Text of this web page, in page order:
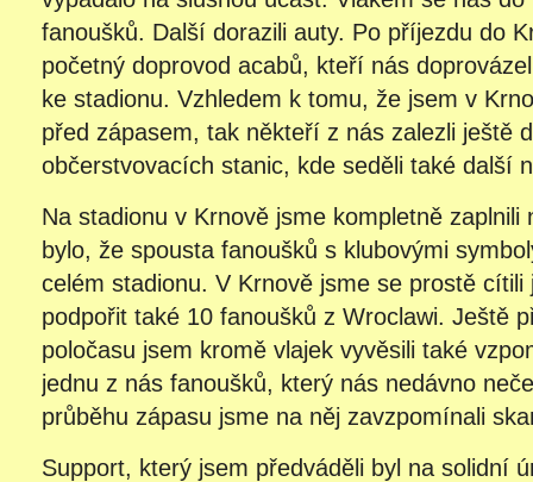
fanoušků. Další dorazili auty. Po příjezdu do
početný doprovod acabů, kteří nás
ke stadionu. Vzhledem k tomu, že jsem v
před zápasem, tak někteří z nás zalezli ještě
občerstvovacích stanic, kde seděli také další
Na stadionu v Krnově jsme kompletně
bylo, že spousta fanoušků s klubovými
celém stadionu. V Krnově jsme se prostě cítili
podpořit také 10 fanoušků z Wroclawi. Ještě
poločasu jsem kromě vlajek vyvěsili také
jednu z nás fanoušků, který nás nedávno
průběhu zápasu jsme na něj zavzpomínali
Support, který jsem předváděli byl na solidní